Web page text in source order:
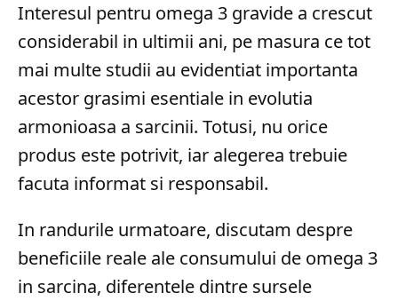
Interesul pentru omega 3 gravide a crescut
considerabil in ultimii ani, pe masura ce tot
mai multe studii au evidentiat importanta
acestor grasimi esentiale in evolutia
armonioasa a sarcinii. Totusi, nu orice
produs este potrivit, iar alegerea trebuie
facuta informat si responsabil.
In randurile urmatoare, discutam despre
beneficiile reale ale consumului de omega 3
in sarcina, diferentele dintre sursele